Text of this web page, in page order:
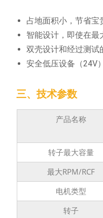
占地面积小，节省宝
智能设计，即使在最
双壳设计和经过测试
安全低压设备（24V
三、技术参数
产品名称
转子最大容量
最大RPM/RCF
电机类型
转子